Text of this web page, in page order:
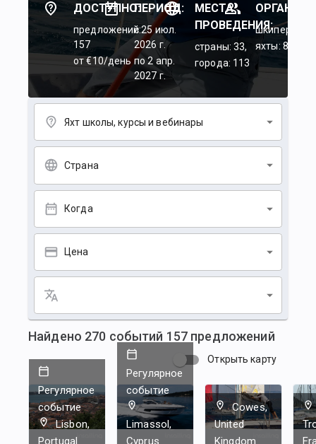
ДОСТУПНО:
предложений:
157
от €10/день
ПЕРИОД:
c 25 июл.
2026 г.
по 2 апр.
2027 г.
МЕСТА
ПРОВЕДЕНИЯ:
страны: 33,
города: 113
шкиперы: 45,
яхты: 84
Яхт школы, курсы и вебинары
Страна
Когда
Цена
Найдено 270 событий 157 предложений
Открыть карту
Регулярное
событие
Lisbon,
Portugal
Регулярное
событие
Limassol,
Cyprus
Cowes,
United
Kingdom